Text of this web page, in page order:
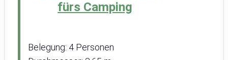
fürs Camping
Belegung: 4 Personen